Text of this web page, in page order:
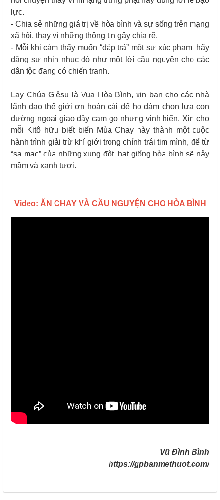
lực.
- Chia sẻ những giá trị về hòa bình và sự sống trên mạng
xã hội, thay vì những thông tin gây chia rẽ.
- Mỗi khi cảm thấy muốn “đáp trả” một sự xúc phạm, hãy
dâng sự nhịn nhục đó như một lời cầu nguyện cho các
dân tộc đang có chiến tranh.
Lạy Chúa Giêsu là Vua Hòa Bình, xin ban cho các nhà
lãnh đạo thế giới ơn hoán cải để họ dám chọn lựa con
đường ngoại giao đầy cam go nhưng vinh hiển. Xin cho
mỗi Kitô hữu biết biến Mùa Chay này thành một cuộc
hành trình giải trừ khí giới trong chính trái tim mình, để từ
“sa mạc” của những xung đột, hạt giống hòa bình sẽ nảy
mầm và xanh tươi.
Video: ĂN CHAY VÀ CẦU NGUYỆN CHO HÒA BÌNH
Vũ Đình Bình
https://gpbanmethuot.com/